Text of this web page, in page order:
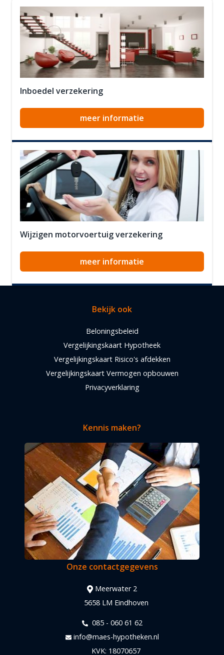
Inboedel verzekering
meer informatie
Wijzigen motorvoertuig verzekering
meer informatie
Bekijk ook
Beloningsbeleid
Vergelijkingskaart Hypotheek
Vergelijkingskaart Risico's afdekken
Vergelijkingskaart Vermogen opbouwen
Privacyverklaring
Kennis maken?
Onze contactgegevens
Meerwater 2
5658 LM Eindhoven
085 - 060 61 62
info@maes-hypotheken.nl
KVK: 18070657